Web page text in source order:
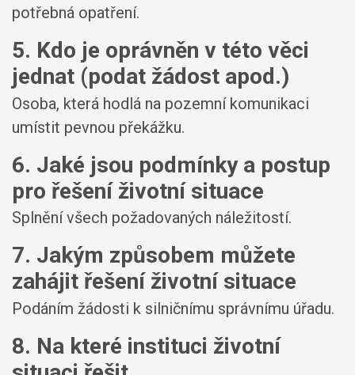
potřebná opatření.
5. Kdo je oprávněn v této věci
jednat (podat žádost apod.)
Osoba, která hodlá na pozemní komunikaci
umístit pevnou překážku.
6. Jaké jsou podmínky a postup
pro řešení životní situace
Splnění všech požadovaných náležitostí.
7. Jakým způsobem můžete
zahájit řešení životní situace
Podáním žádosti k silničnímu správnímu úřadu.
8. Na které instituci životní